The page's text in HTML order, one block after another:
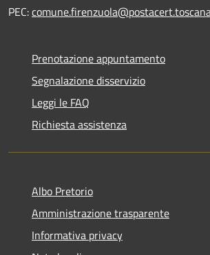
PEC:
Prenotazione appuntamento
Segnalazione disservizio
Leggi le FAQ
Richiesta assistenza
Albo Pretorio
Amministrazione trasparente
Informativa privacy